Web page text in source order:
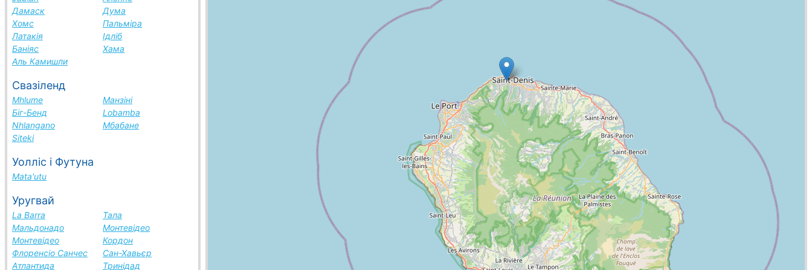
Дамаск
Дума
Хомс
Пальміра
Латакія
Ідліб
Баніяс
Хама
Аль Камишли
Свазіленд
Mhlume
Манзіні
Біг-Бенд
Lobamba
Nhlangano
Мбабане
Siteki
Уолліс і Футуна
Mata'utu
Уругвай
La Barra
Тала
Мальдонадо
Монтевідео
Монтевідео
Кордон
Флоренсіо Санчес
Сан-Хавьєр
Атлантида
Тринідад